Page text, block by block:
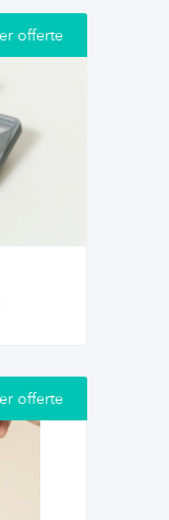
offerte
offerte